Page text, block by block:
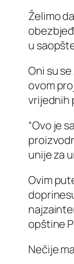
Želimo
u
Oni su
ovom
vrijednih
“Ovo je
unije za
Ovim
opštine
Nečije